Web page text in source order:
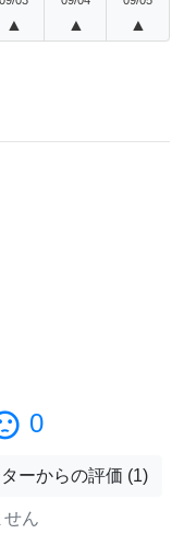
▲ ▲ ▲
0
ーからの評価 (1)
せん